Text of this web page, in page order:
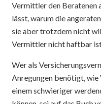
Vermittler den Beratenen
lässt, warum die
sie aber trotzdem nicht
Vermittler nicht haftbar
Wer als
Anregungen benötigt,
einem schwieriger